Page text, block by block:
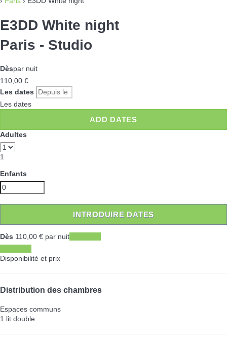
E3DD White night
Paris - Studio
Dèspar nuit
110,00 €
Les dates
Les dates
ADD DATES
Adultes
1
Enfants
INTRODUIRE DATES
Dès 110,00 € par nuit
Disponibilité et prix
Distribution des chambres
Espaces communs
1 lit double